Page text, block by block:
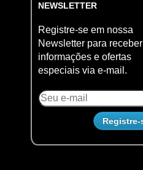
NEWSLETTER
Registre-se em nossa
Newsletter para receber
informações e ofertas
especiais via e-mail.